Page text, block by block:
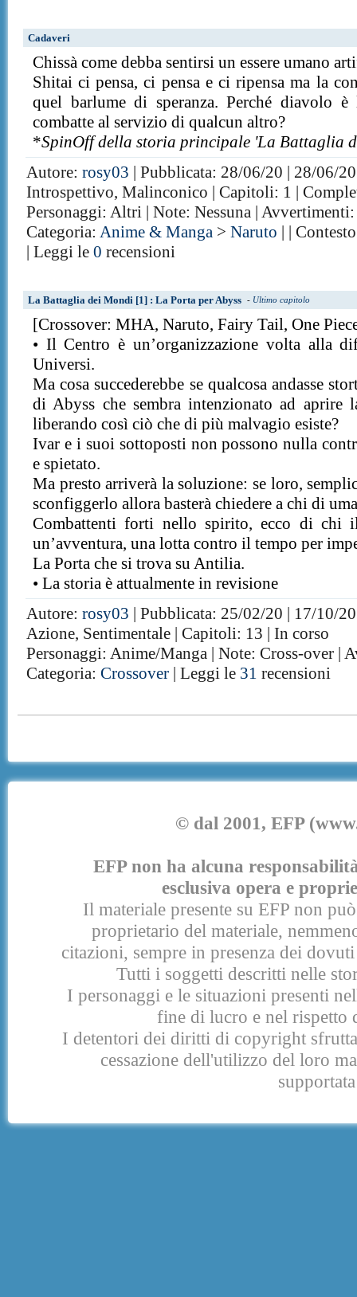
Cadaveri
Chissà come debba sentirsi un essere umano
Shitai ci pensa, ci pensa e ci ripensa ma la
quel barlume di speranza. Perché diavolo
combatte al servizio di qualcun altro?
*SpinOff della storia principale 'La Battaglia
Autore: rosy03 | Pubblicata: 28/06/20 | 28/06/
Introspettivo, Malinconico | Capitoli: 1 |
Personaggi: Altri | Note: Nessuna | Avvertimenti:
Categoria: Anime & Manga> Naruto | |
| Leggi le 0 recensioni
La Battaglia dei Mondi [1] : La Porta per Abyss - Ultimo capitolo
[Crossover: MHA, Naruto, Fairy Tail, One
• Il Centro è un’organizzazione volta alla
Universi.
Ma cosa succederebbe se qualcosa andasse
di Abyss che sembra intenzionato ad aprire
liberando così ciò che di più malvagio esiste?
Ivar e i suoi sottoposti non possono nulla
e spietato.
Ma presto arriverà la soluzione: se loro,
sconfiggerlo allora basterà chiedere a chi di
Combattenti forti nello spirito, ecco di chi
un’avventura, una lotta contro il tempo per
La Porta che si trova su Antilia.
• La storia è attualmente in revisione
Autore: rosy03 | Pubblicata: 25/02/20 | 17/10/
Azione, Sentimentale | Capitoli: 13 | In corso
Personaggi: Anime/Manga | Note: Cross-over |
Categoria: Crossover| Leggi le 31 recensioni
© dal 2001, EFP
EFP non ha alcuna
esclusiva opera e
Il materiale presente su EFP non
proprietario del materiale,
citazioni, sempre in presenza dei
Tutti i soggetti descritti nelle
I personaggi e le situazioni presenti
fine di lucro e nel rispetto
I detentori dei diritti di copyright
cessazione dell'utilizzo del loro